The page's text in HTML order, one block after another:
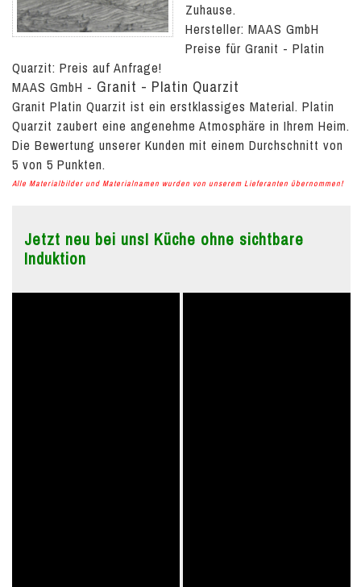
Zuhause.
Hersteller: MAAS GmbH
Preise für Granit - Platin
Quarzit: Preis auf Anfrage!
MAAS GmbH - Granit - Platin Quarzit
Granit Platin Quarzit ist ein erstklassiges Material. Platin
Quarzit zaubert eine angenehme Atmosphäre in Ihrem Heim.
Die Bewertung unserer Kunden mit einem Durchschnitt von
5 von 5 Punkten.
Alle Materialbilder und Materialnamen wurden von unserem Lieferanten übernommen!
Jetzt neu bei uns! Küche ohne sichtbare
Induktion